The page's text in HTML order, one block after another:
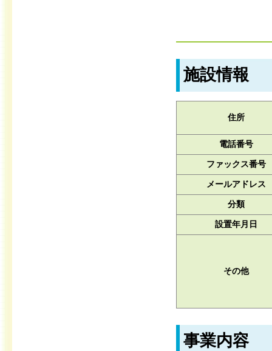
施設情報
住所
電話番号
ファックス番号
メールアドレス
分類
設置年月日
その他
事業内容